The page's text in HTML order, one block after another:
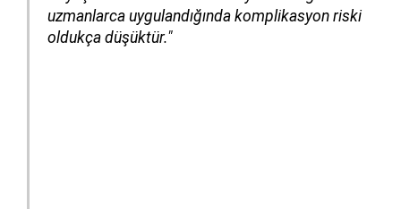
uzmanlarca uygulandığında komplikasyon riski
oldukça düşüktür."